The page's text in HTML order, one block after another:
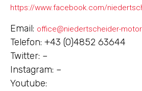
https://www.facebook.com/
Email: office@niedertscheider-
Telefon: +43 (0)4852 63644
Twitter: –
Instagram: –
Youtube: